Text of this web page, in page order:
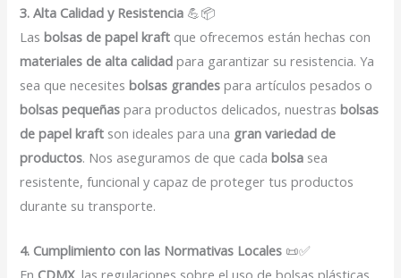
3. Alta Calidad y Resistencia 💪📦
Lasbolsas de papel kraft que ofrecemos están hechas con
materiales de alta calidad para garantizar su resistencia. Ya
sea que necesitesbolsas grandes para artículos pesados o
bolsas pequeñas para productos delicados, nuestrasbolsas
de papel kraft son ideales para una gran variedad de
productos. Nos aseguramos de que cadabolsa sea
resistente, funcional y capaz de proteger tus productos
durante su transporte.
4. Cumplimiento con las Normativas Locales 📜✅
En CDMX, las regulaciones sobre el uso de bolsas plásticas